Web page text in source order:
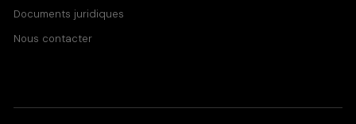
Documents juridiques
Nous contacter